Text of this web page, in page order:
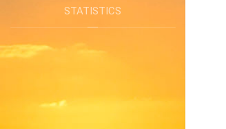
STATISTICS